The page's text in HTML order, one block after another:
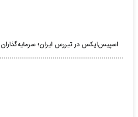
اسپیس‌ایکس در تیررس ایران؛ سرمایه‌گذاران